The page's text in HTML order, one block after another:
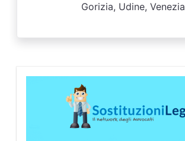
Gorizia, Udine, Venezia